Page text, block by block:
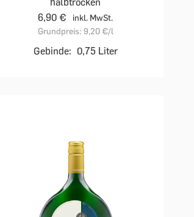
6,90 €
inkl. MwSt.
Grundpreis: 9,20 €/l
Gebinde: 0,75 Liter